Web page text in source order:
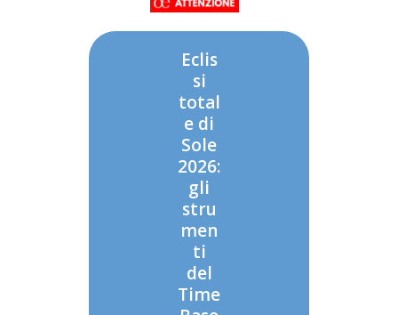
Eclis
si
total
e di
Sole
2026:
gli
stru
men
ti
del
Time